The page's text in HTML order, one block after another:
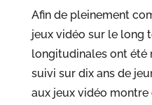
Afin de pleinement
jeux vidéo sur le long
longitudinales ont été
suivi sur dix ans de
aux jeux vidéo montre